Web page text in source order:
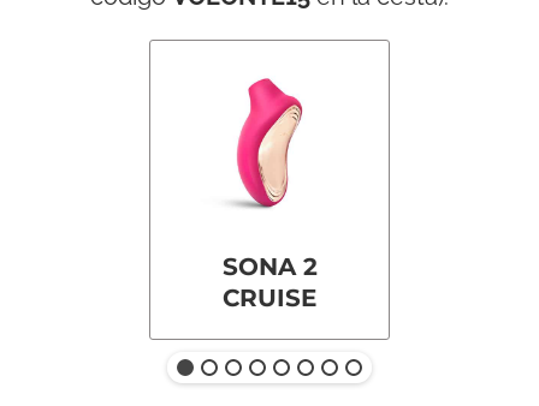
SONA 2
CRUISE